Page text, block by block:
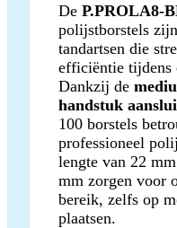
De P.PROLA8-
polijstborstels
tandartsen die
efficiëntie tijdens
Dankzij de
handstuk
100 borstels
professioneel
lengte van 22
mm zorgen voor
bereik, zelfs op
plaatsen.